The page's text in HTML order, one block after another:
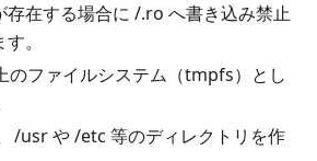
存在する場合に /.ro へ書き込み禁止
。
のファイルシステム（tmpfs）とし
/usr や /etc 等のディレクトリを作